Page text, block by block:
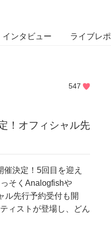
インタビュー ライブレポ
547
！オフィシャル先
決定！5回目を迎え
そくAnalogfishや
ル先行予約受付も開
ィストが登場し、どん